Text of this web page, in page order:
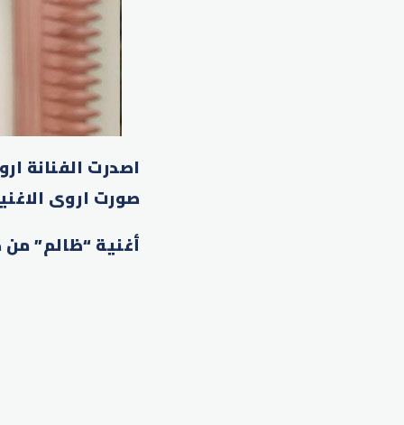
اصدرت الفنانة
صورت اروى
أغنية “ظالم”